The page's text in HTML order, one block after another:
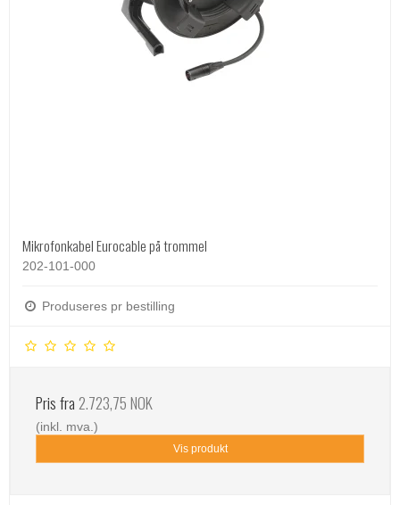
Mikrofonkabel Eurocable på trommel
202-101-000
Produseres pr bestilling
Pris fra2.723,75 NOK
(inkl. mva.)
Vis produkt